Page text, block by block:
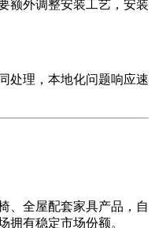
额外调整安装工艺，安装
处理，本地化问题响应速
、全屋配套家具产品，自
有稳定市场份额。